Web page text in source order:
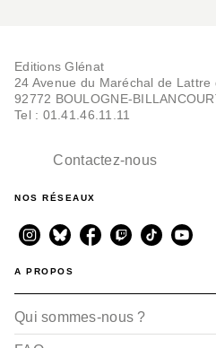
Editions Glénat
24 Avenue du Maréchal de Lattre
92772 BOULOGNE-
Tel : 01.41.46.11.11
Contactez-nous
NOS RÉSEAUX
A PROPOS
Qui sommes-nous ?